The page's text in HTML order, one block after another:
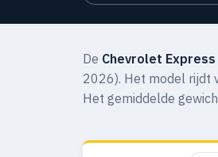
De Chevrolet Express
2026). Het model rijdt
Het gemiddelde